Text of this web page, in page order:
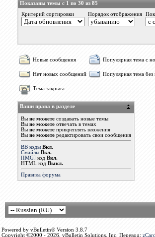
Показаны темы с 1 по 30 из 85
Критерий сортировки
Порядок отображения
Новые сообщения Популярная тема с
Нет новых сообщений Популярная тема
Тема закрыта
Ваши права в разделе
Вы не можетесоздавать новые темы
Вы не можетеотвечать в темах
Вы не можетеприкреплять вложения
Вы не можетередактировать свои сообщения
BB коды Вкл.
Смайлы Вкл.
[IMG] код Вкл.
HTML код Выкл.
Правила форума
Powered by vBulletin® Version 3.8.7
Copyright ©2000 - 2026, vBulletin Solutions, Inc. Перевод: